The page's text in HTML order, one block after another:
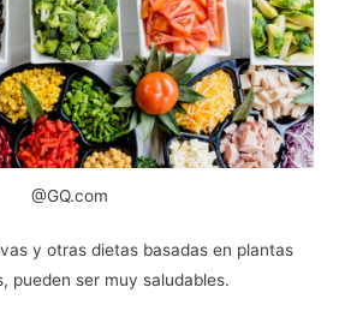
@GQ.com
y otras dietas basadas en plantas
pueden ser muy saludables.